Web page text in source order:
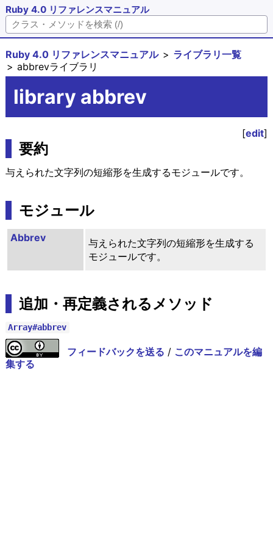
Ruby 4.0 リファレンスマニュアル
Ruby 4.0 リファレンスマニュアル
ライブラリ一覧
abbrevライブラリ
library abbrev
[edit]
要約
与えられた文字列の短縮形を生成するモジュールです。
モジュール
Abbrev
与えられた文字列の短縮形を生成する
モジュールです。
追加・再定義されるメソッド
Array#abbrev
フィードバックを送る / このマニュアルを編
集する